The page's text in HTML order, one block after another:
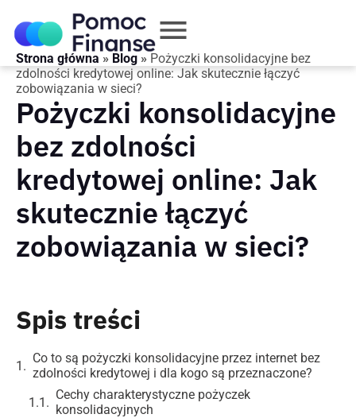
Strona główna » Blog » Pożyczki konsolidacyjne bez
zdolności kredytowej online: Jak skutecznie łączyć
zobowiązania w sieci?
Pożyczki konsolidacyjne
bez zdolności
kredytowej online: Jak
skutecznie łączyć
zobowiązania w sieci?
Spis treści
Co to są pożyczki konsolidacyjne przez internet bez
zdolności kredytowej i dla kogo są przeznaczone?
Cechy charakterystyczne pożyczek
konsolidacyjnych